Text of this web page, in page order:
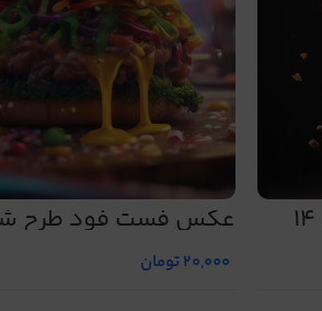
عکس فست فود طرح
20,000تومان